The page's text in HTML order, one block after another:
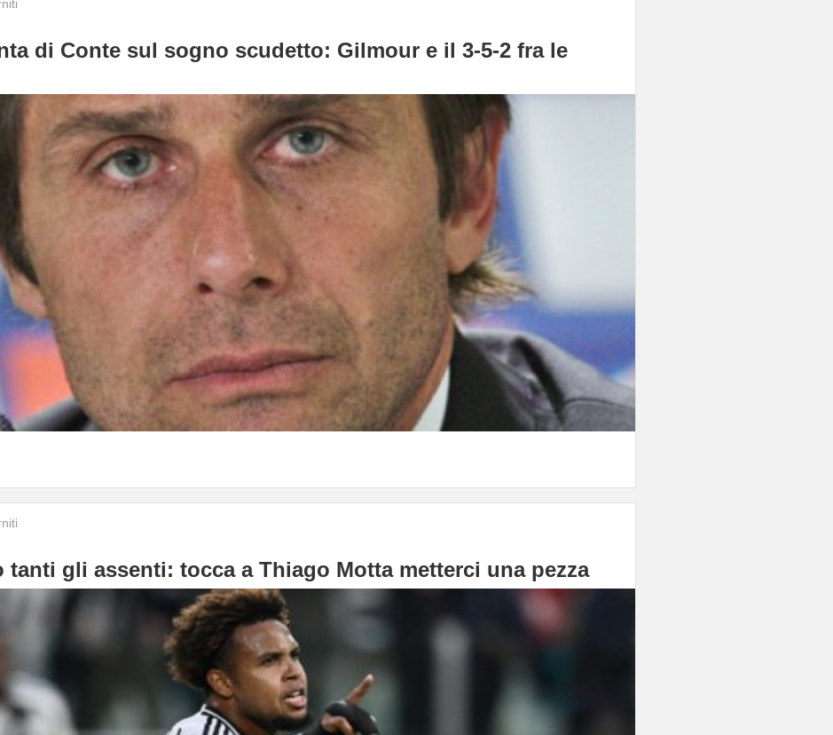
di Conte sul sogno scudetto: Gilmour e il 3-5-2 fra le
tanti gli assenti: tocca a Thiago Motta metterci una pezza